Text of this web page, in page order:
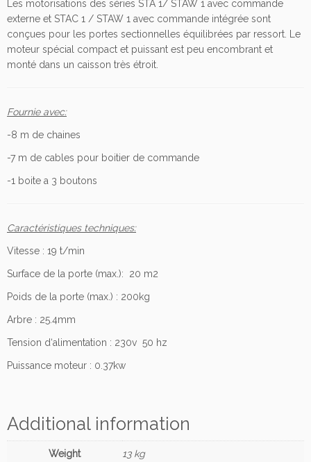
n
d
t
e
e
3
0
5
0
e
c
Les motorisations des séries STA 1/ STAW 1 avec commande
externe et STAC 1 / STAW 1 avec commande intégrée sont
conçues pour les portes sectionnelles équilibrées par ressort. Le
moteur spécial compact et puissant est peu encombrant et
monté dans un caisson très étroit.
Fournie avec:
-8 m de chaines
-7 m de cables pour boitier de commande
-1 boite a 3 boutons
Caractéristiques techniques:
Vitesse : 19 t/min
Surface de la porte (max.): 20 m2
Poids de la porte (max.) : 200kg
Arbre : 25.4mm
Tension d‘alimentation : 230v 50 hz
Puissance moteur : 0.37kw
Additional information
Weight 13 kg